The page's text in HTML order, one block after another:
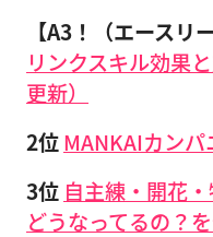
【A3！（エースリ
リンクスキル効果
更新）
2位MANKAIカン
3位 自主練・開花
どうなってるの？